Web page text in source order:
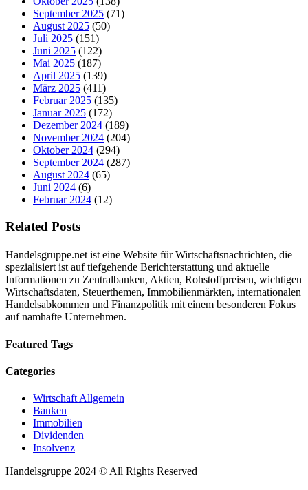
September 2025 (71)
August 2025 (50)
Juli 2025 (151)
Juni 2025 (122)
Mai 2025 (187)
April 2025 (139)
März 2025 (411)
Februar 2025 (135)
Januar 2025 (172)
Dezember 2024 (189)
November 2024 (204)
Oktober 2024 (294)
September 2024 (287)
August 2024 (65)
Juni 2024 (6)
Februar 2024 (12)
Related Posts
Handelsgruppe.net ist eine Website für Wirtschaftsnachrichten, die
spezialisiert ist auf tiefgehende Berichterstattung und aktuelle
Informationen zu Zentralbanken, Aktien, Rohstoffpreisen, wichtigen
Wirtschaftsdaten, Steuerthemen, Immobilienmärkten, internationalen
Handelsabkommen und Finanzpolitik mit einem besonderen Fokus
auf namhafte Unternehmen.
Featured Tags
Categories
Wirtschaft Allgemein
Banken
Immobilien
Dividenden
Insolvenz
Handelsgruppe 2024 © All Rights Reserved